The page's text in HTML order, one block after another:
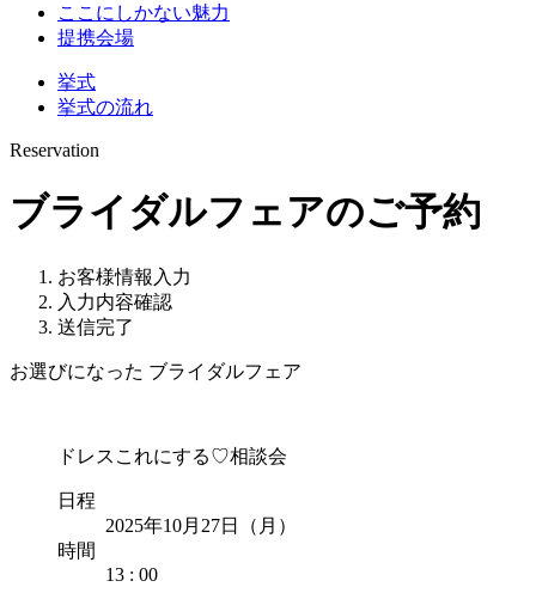
ここにしかない魅力
提携会場
挙式
挙式の流れ
Reservation
ブライダルフェアのご予約
お客様情報入力
入力内容確認
送信完了
お選びになった ブライダルフェア
ドレスこれにする♡相談会
日程
2025年10月27日（月）
時間
13 : 00